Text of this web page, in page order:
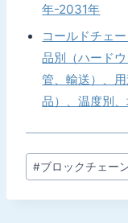
年-2031年
コールドチェ
品別（ハード
管、輸送）、
品）、温度別
投
稿
タ
#ブロックチェー